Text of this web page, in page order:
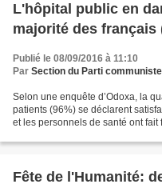
L'hôpital public en
majorité des français
Publié le 08/09/2016 à 11:10
Par Section du Parti
Selon une enquête d’Odoxa, la
patients (96%) se déclarent
et les personnels de santé ont
Fête de l'Humanité: